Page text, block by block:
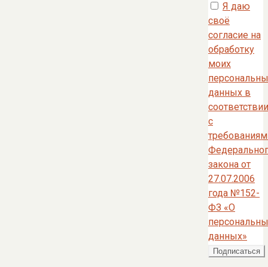
Я даю
своё
согласие на
обработку
моих
данных в
соответствии
с
закона от
27.07.2006
года №152-
ФЗ «О
данных»